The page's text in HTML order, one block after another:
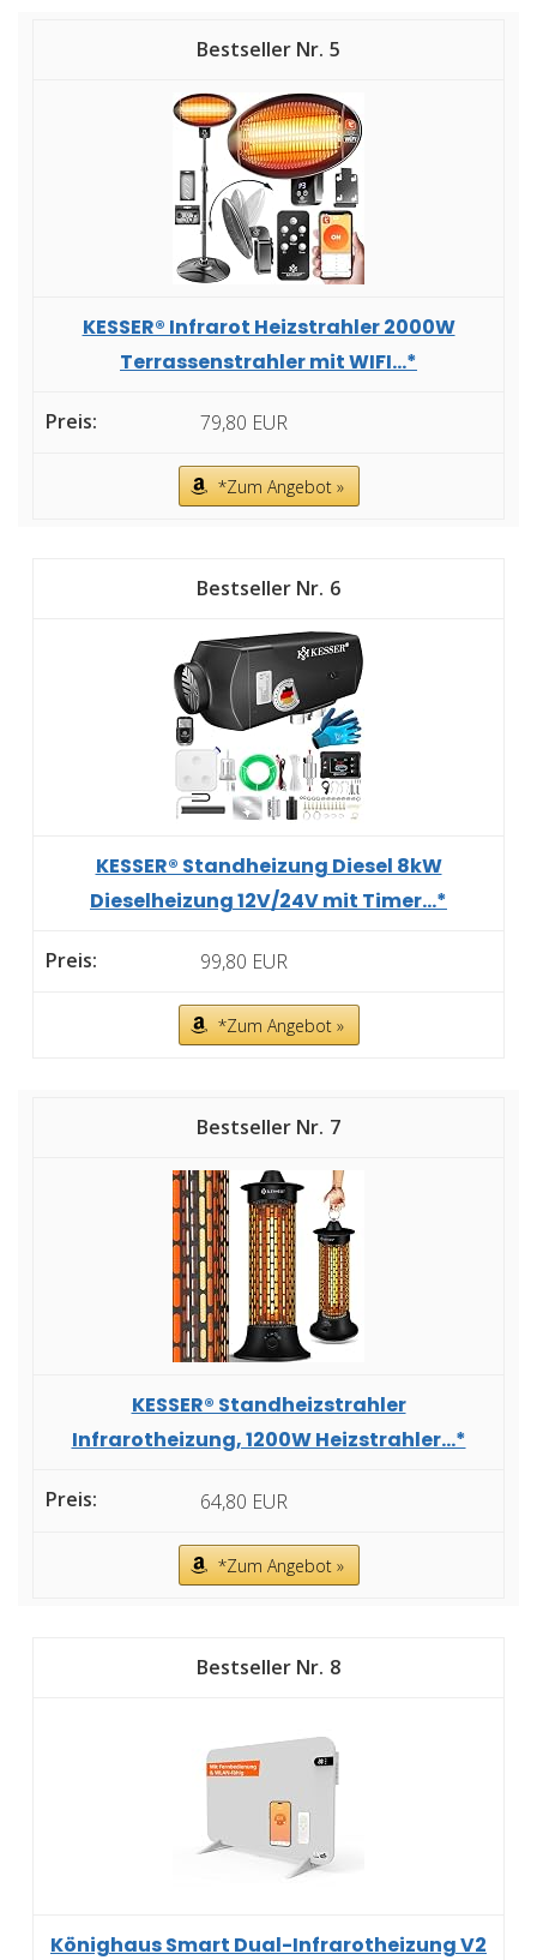
5
KESSER® Infrarot Heizstrahler 2000W
Terrassenstrahler mit WIFI...*
79,80 EUR
*Zum Angebot »
6
KESSER® Standheizung Diesel 8kW
Dieselheizung 12V/24V mit Timer...*
99,80 EUR
*Zum Angebot »
7
KESSER® Standheizstrahler
Infrarotheizung, 1200W Heizstrahler...*
64,80 EUR
*Zum Angebot »
8
Könighaus Smart Dual-Infrarotheizung V2